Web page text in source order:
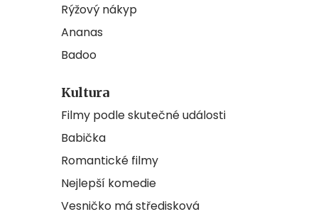
Rýžový nákyp
Ananas
Badoo
Kultura
Filmy podle skutečné události
Babička
Romantické filmy
Nejlepší komedie
Vesničko má středisková